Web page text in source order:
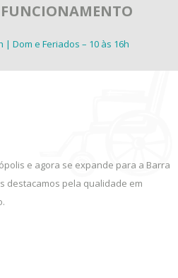
| Dom e Feriados – 10 às 16h
e agora se expande para a Barra
destacamos pela qualidade em